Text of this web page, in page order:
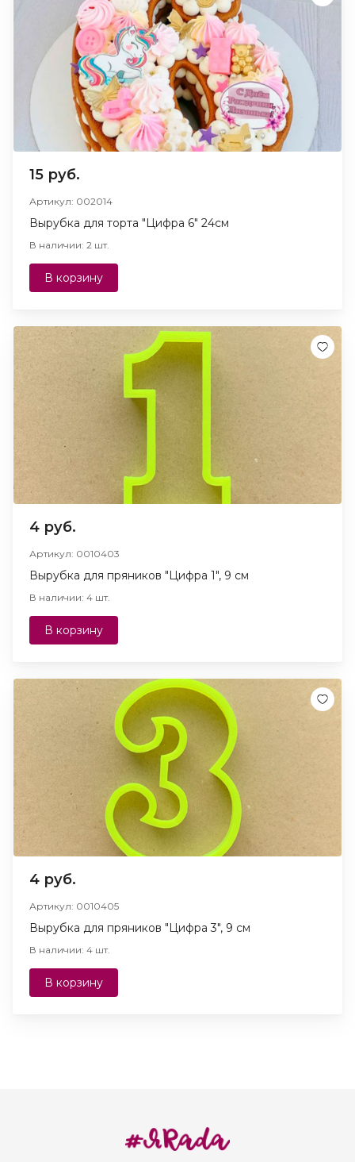
15 руб.
Артикул: 002014
Вырубка для торта "Цифра 6" 24см
В наличии: 2 шт.
В корзину
4 руб.
Артикул: 0010403
Вырубка для пряников "Цифра 1", 9 см
В наличии: 4 шт.
В корзину
4 руб.
Артикул: 0010405
Вырубка для пряников "Цифра 3", 9 см
В наличии: 4 шт.
В корзину